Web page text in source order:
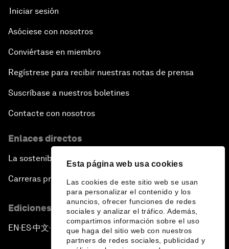
Esta página web usa cookies
Las cookies de este sitio web se usan
para personalizar el contenido y los
anuncios, ofrecer funciones de redes
sociales y analizar el tráfico. Además,
compartimos información sobre el uso
que haga del sitio web con nuestros
partners de redes sociales, publicidad y
Iniciar sesión
Asóciese con nosotros
Conviértase en miembro
Regístrese para recibir nuestras notas de prensa
Suscríbase a nuestros boletines
Contacte con nosotros
Enlaces directos
La sostenibilidad en el Foro
Carreras profesionales
Ediciones en otros idiomas
EN ▪ES▪中文▪ 日本語